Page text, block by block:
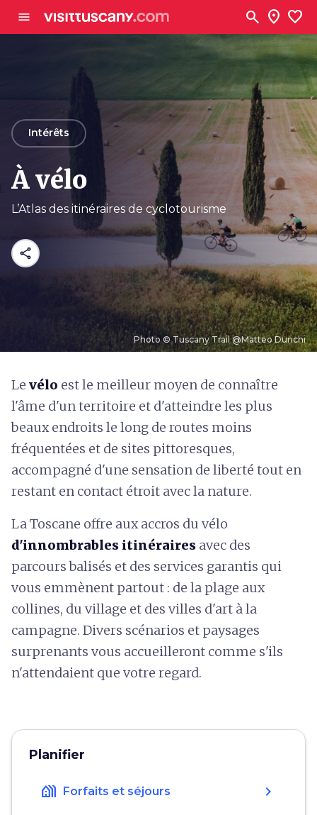
menu search location_on favorite
Photo © Tuscany Trail @Matteo Dunchi
arrow_backIntérêts
À vélo
L’Atlas des itinéraires de cyclotourisme
share
Le vélo est le meilleur moyen de connaître
l'âme d'un territoire et d'atteindre les plus
beaux endroits le long de routes moins
fréquentées et de sites pittoresques,
accompagné d'une sensation de liberté tout en
restant en contact étroit avec la nature.
La Toscane offre aux accros du vélo
d'innombrables itinéraires avec des
parcours balisés et des services garantis qui
vous emmènent partout : de la plage aux
collines, du village et des villes d'art à la
campagne. Divers scénarios et paysages
surprenants vous accueilleront comme s'ils
n'attendaient que votre regard.
Planifier
holiday_village Forfaits et séjours chevron_right